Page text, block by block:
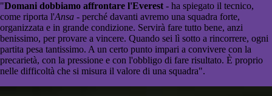
"Domani dobbiamo affrontare l'Everest- ha spiegato il tecnico,
come riporta l'Ansa - perché davanti avremo una squadra forte,
organizzata e in grande condizione. Servirà fare tutto bene, anzi
benissimo, per provare a vincere. Quando sei lì sotto a rincorrere, ogni
partita pesa tantissimo. A un certo punto impari a convivere con la
precarietà, con la pressione e con l'obbligo di fare risultato. È proprio
nelle difficoltà che si misura il valore di una squadra".